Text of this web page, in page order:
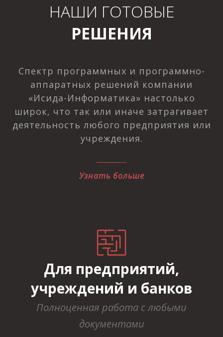
НАШИ ГОТОВЫЕ
РЕШЕНИЯ
Спектр программных и программно-
аппаратных решений компании
«Исида-Информатика» настолько
широк, что так или иначе затрагивает
деятельность любого предприятия или
учреждения.
Узнать больше
Для предприятий,
учреждений и банков
Полноценная работа с любыми
документами